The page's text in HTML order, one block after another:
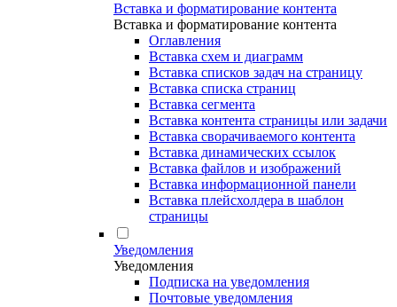
Вставка и форматирование контента
Вставка и форматирование контента
Оглавления
Вставка схем и диаграмм
Вставка списков задач на страницу
Вставка списка страниц
Вставка сегмента
Вставка контента страницы или задачи
Вставка сворачиваемого контента
Вставка динамических ссылок
Вставка файлов и изображений
Вставка информационной панели
Вставка плейсхолдера в шаблон
страницы
Уведомления
Уведомления
Подписка на уведомления
Почтовые уведомления